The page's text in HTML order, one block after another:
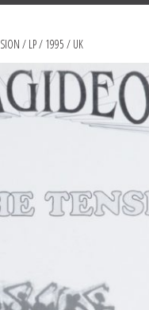
/ LP / 1995 / UK